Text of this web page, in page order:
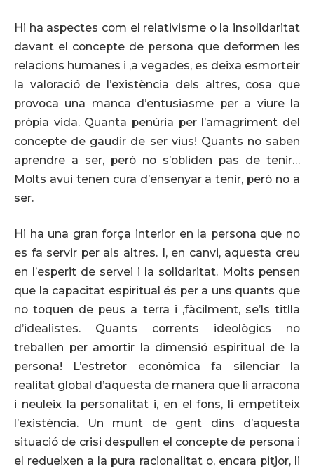
Hi ha aspectes com el relativisme o la insolidaritat
davant el concepte de persona que deformen les
relacions humanes i ,a vegades, es deixa esmorteir
la valoració de l’existència dels altres, cosa que
provoca una manca d’entusiasme per a viure la
pròpia vida. Quanta penúria per l’amagriment del
concepte de gaudir de ser vius! Quants no saben
aprendre a ser, però no s’obliden pas de tenir…
Molts avui tenen cura d’ensenyar a tenir, però no a
ser.
Hi ha una gran força interior en la persona que no
es fa servir per als altres. I, en canvi, aquesta creu
en l’esperit de servei i la solidaritat. Molts pensen
que la capacitat espiritual és per a uns quants que
no toquen de peus a terra i ,fàcilment, se’ls titlla
d’idealistes. Quants corrents ideològics no
treballen per amortir la dimensió espiritual de la
persona! L’estretor econòmica fa silenciar la
realitat global d’aquesta de manera que li arracona
i neuleix la personalitat i, en el fons, li empetiteix
l’existència. Un munt de gent dins d’aquesta
situació de crisi despullen el concepte de persona i
el redueixen a la pura racionalitat o, encara pitjor, li